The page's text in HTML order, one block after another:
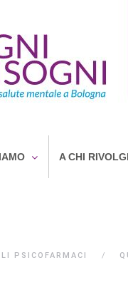
A CHI
PSICOFARMACI